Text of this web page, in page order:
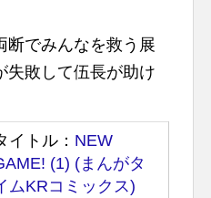
断でみんなを救う展
失敗して伍長が助け
イトル： NEW
(1) (まんがタ
ムKRコミックス)